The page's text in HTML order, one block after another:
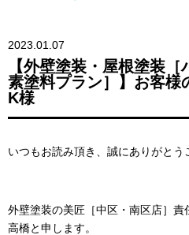
2023.01.07
【外壁塗装・屋根塗装
素塗料プラン］】お客様
K様
いつもお読み頂き、誠にありがとう
外壁塗装の美匠［中区・南区店］
高橋と申します。